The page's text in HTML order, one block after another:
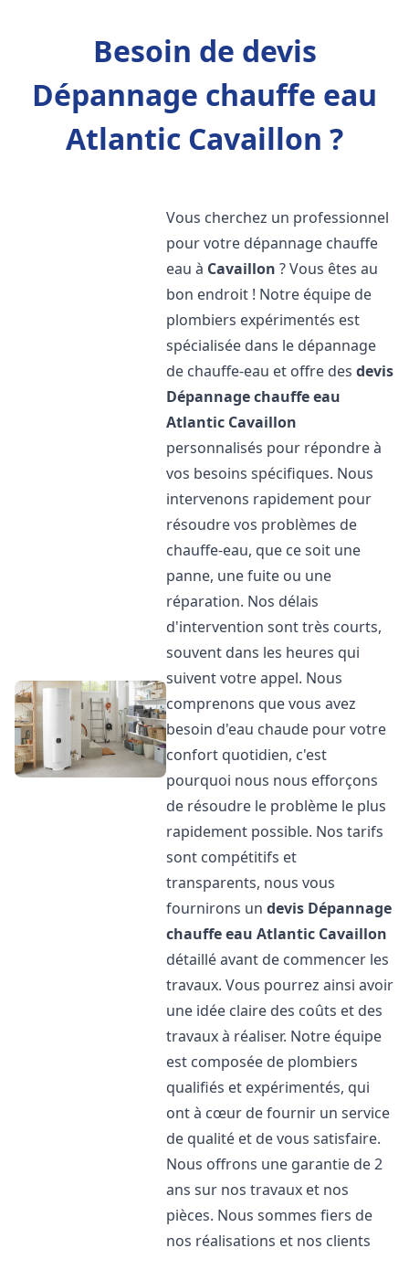
Besoin de devis
Dépannage chauffe eau
Atlantic Cavaillon ?
Vous cherchez un professionnel
pour votre dépannage chauffe
eau à Cavaillon ? Vous êtes au
bon endroit ! Notre équipe de
plombiers expérimentés est
spécialisée dans le dépannage
de chauffe-eau et offre desdevis
Dépannage chauffe eau
Atlantic Cavaillon
personnalisés pour répondre à
vos besoins spécifiques. Nous
intervenons rapidement pour
résoudre vos problèmes de
chauffe-eau, que ce soit une
panne, une fuite ou une
réparation. Nos délais
d'intervention sont très courts,
souvent dans les heures qui
suivent votre appel. Nous
comprenons que vous avez
besoin d'eau chaude pour votre
confort quotidien, c'est
pourquoi nous nous efforçons
de résoudre le problème le plus
rapidement possible. Nos tarifs
sont compétitifs et
transparents, nous vous
fournirons undevis Dépannage
chauffe eau Atlantic Cavaillon
détaillé avant de commencer les
travaux. Vous pourrez ainsi avoir
une idée claire des coûts et des
travaux à réaliser. Notre équipe
est composée de plombiers
qualifiés et expérimentés, qui
ont à cœur de fournir un service
de qualité et de vous satisfaire.
Nous offrons une garantie de 2
ans sur nos travaux et nos
pièces. Nous sommes fiers de
nos réalisations et nos clients